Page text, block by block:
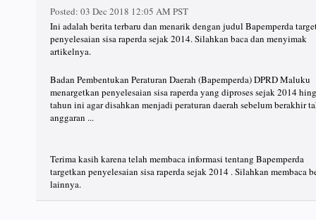
Posted: 03 Dec 2018 12:05 AM PST
Ini adalah berita terbaru dan menarik dengan judul Bapemperda
penyelesaian sisa raperda sejak 2014. Silahkan baca dan menyimak
artikelnya.
Badan Pembentukan Peraturan Daerah (Bapemperda) DPRD Maluku
menargetkan penyelesaian sisa raperda yang diproses sejak 2014
tahun ini agar disahkan menjadi peraturan daerah sebelum berakhir
anggaran ...
Terima kasih karena telah membaca informasi tentang Bapemperda
targetkan penyelesaian sisa raperda sejak 2014 . Silahkan membaca
lainnya.